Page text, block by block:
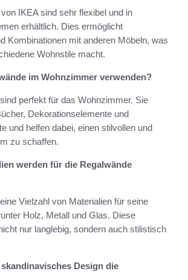
IKEA sind sehr flexibel und in
erhältlich. Dies ermöglicht
Kombinationen mit anderen Möbeln, was
Wohnstile macht.
im Wohnzimmer verwenden?
perfekt für das Wohnzimmer. Sie
Dekorationselemente und
und helfen dabei, einen stilvollen und
zu schaffen.
werden für die Regalwände
Vielzahl von Materialien für seine
Holz, Metall und Glas. Diese
nur langlebig, sondern auch stilistisch
Design die